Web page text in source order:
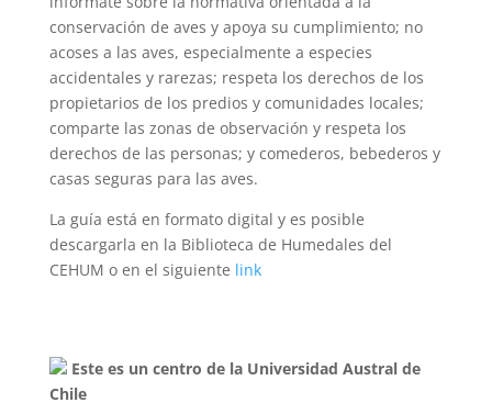
conservación de aves y apoya su cumplimiento; no
acoses a las aves, especialmente a especies
accidentales y rarezas; respeta los derechos de los
propietarios de los predios y comunidades locales;
comparte las zonas de observación y respeta los
derechos de las personas; y comederos, bebederos y
casas seguras para las aves.
La guía está en formato digital y es posible
descargarla en la Biblioteca de Humedales del
CEHUM o en el siguiente link
Este es un centro de la Universidad Austral de
Chile